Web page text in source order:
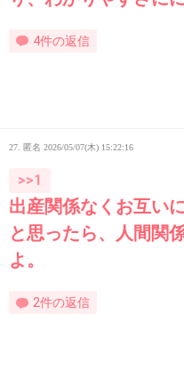
4件の返信
27. 匿名 2026/05/07(木) 15:22:16
>>1
出産関係なくお互い
と思ったら、人間関
よ。
2件の返信